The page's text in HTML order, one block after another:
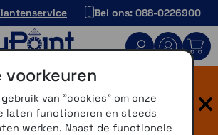
Bel ons: 088-0226900
Onze website heeft
Dezelfde vertrouwde
dan in een modern jasje.
nieuw is.
×
voorkeuren
gebruik van "cookies" om onze
laten functioneren en steeds
werken. Naast de functionele